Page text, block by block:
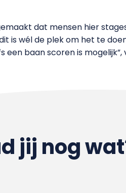
dat mensen hier
is wél de plek om het te
een baan scoren is
jij nog